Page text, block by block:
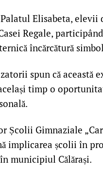
Elisabeta, elevii
Regale,
încărcătură
spun că această
timp o
Școlii Gimnaziale
implicarea școlii în
municipiul Călărași.